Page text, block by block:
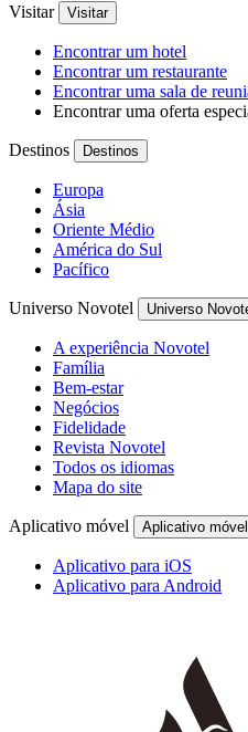
Visitar Visitar
Encontrar um hotel
Encontrar um restaurante
Encontrar uma sala de
Encontrar uma oferta
Destinos Destinos
Europa
Ásia
Oriente Médio
América do Sul
Pacífico
Universo Novotel Universo
A experiência Novotel
Família
Bem-estar
Negócios
Fidelidade
Revista Novotel
Todos os idiomas
Mapa do site
Aplicativo móvel Aplicativo móvel
Aplicativo para iOS
Aplicativo para Android